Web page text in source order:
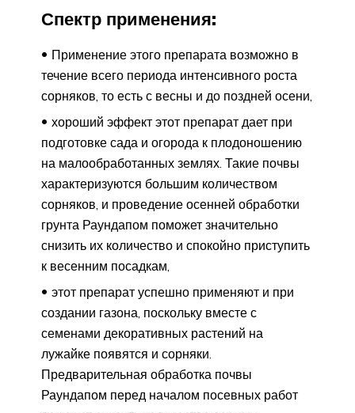
Спектр применения:
Применение этого препарата возможно в
течение всего периода интенсивного роста
сорняков, то есть с весны и до поздней осени,
хороший эффект этот препарат дает при
подготовке сада и огорода к плодоношению
на малообработанных землях. Такие почвы
характеризуются большим количеством
сорняков, и проведение осенней обработки
грунта Раундапом поможет значительно
снизить их количество и спокойно приступить
к весенним посадкам,
этот препарат успешно применяют и при
создании газона, поскольку вместе с
семенами декоративных растений на
лужайке появятся и сорняки.
Предварительная обработка почвы
Раундапом перед началом посевных работ